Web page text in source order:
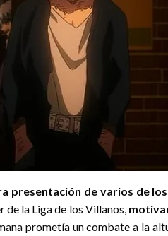
presentación de varios de
de la Liga de los Villanos,
prometía un combate a la